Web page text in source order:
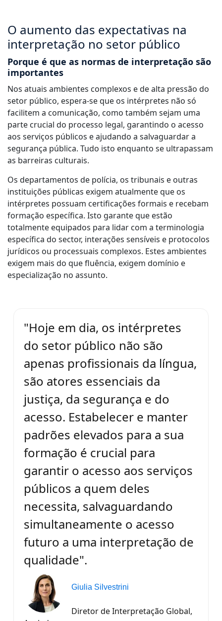
O aumento das expectativas na
interpretação no setor público
Porque é que as normas de interpretação são
importantes
Nos atuais ambientes complexos e de alta pressão do
setor público, espera-se que os intérpretes não só
facilitem a comunicação, como também sejam uma
parte crucial do processo legal, garantindo o acesso
aos serviços públicos e ajudando a salvaguardar a
segurança pública. Tudo isto enquanto se ultrapassam
as barreiras culturais.
Os departamentos de polícia, os tribunais e outras
instituições públicas exigem atualmente que os
intérpretes possuam certificações formais e recebam
formação específica. Isto garante que estão
totalmente equipados para lidar com a terminologia
específica do sector, interações sensíveis e protocolos
jurídicos ou processuais complexos. Estes ambientes
exigem mais do que fluência, exigem domínio e
especialização no assunto.
"Hoje em dia, os intérpretes
do setor público não são
apenas profissionais da língua,
são atores essenciais da
justiça, da segurança e do
acesso. Estabelecer e manter
padrões elevados para a sua
formação é crucial para
garantir o acesso aos serviços
públicos a quem deles
necessita, salvaguardando
simultaneamente o acesso
futuro a uma interpretação de
qualidade".
Giulia Silvestrini
Diretor de Interpretação Global,